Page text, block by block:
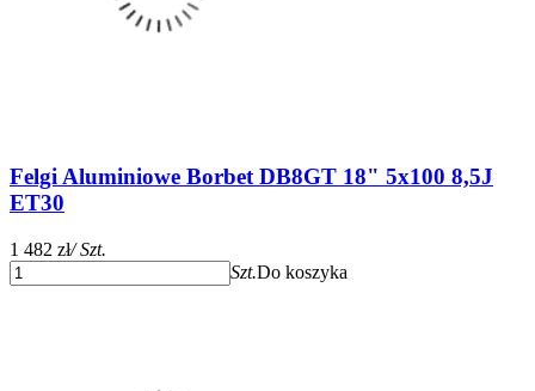
Felgi Aluminiowe Borbet DB8GT 18" 5x100 8,5J
ET30
1 482 zł/ Szt.
Szt.Do koszyka